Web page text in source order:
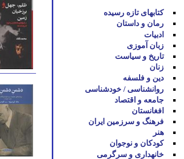
کتابهای تازه رسیده
رمان و داستان
ادبیات
زبان آموزی
تاریخ و سیاست
زنان
دین و فلسفه
روان‪شناسی / خودشناسی
جامعه و اقتصاد
افغانستان
فرهنگ و سرزمین ایران
هنر
کودکان و نوجوان
خانه‪داری و سرگرمی